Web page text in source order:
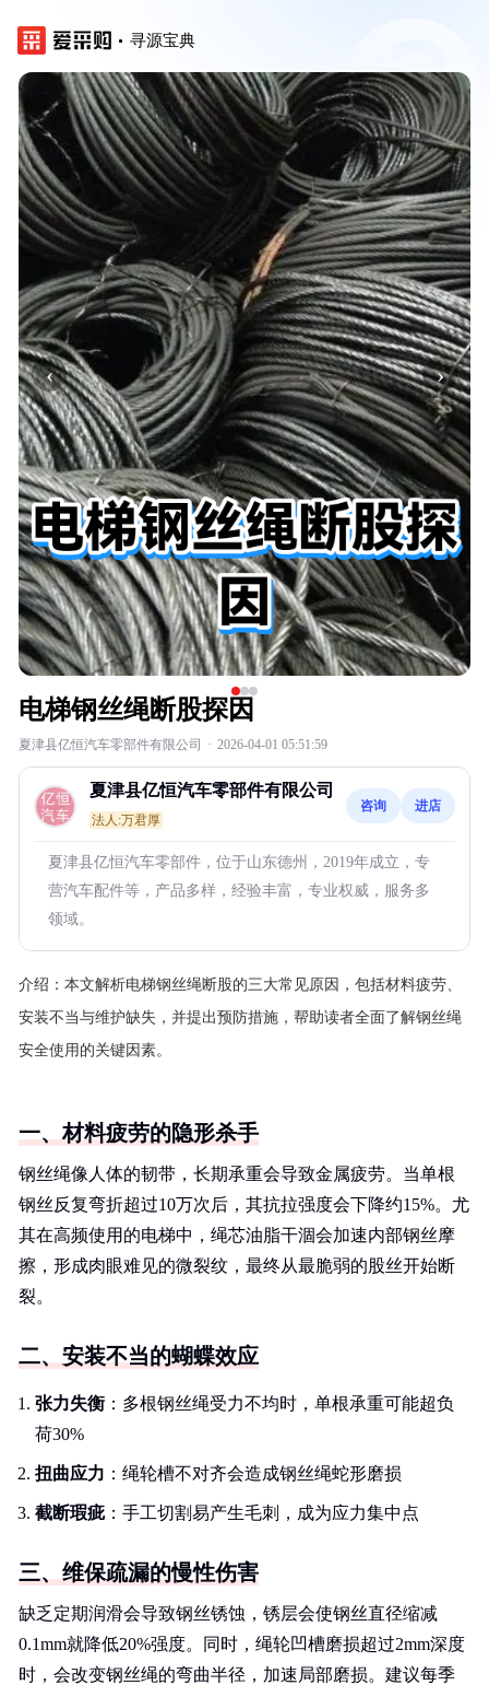
寻源宝典
‹ ›
电梯钢丝绳断股探因
夏津县亿恒汽车零部件有限公司 · 2026-04-01 05:51:59
夏津县亿恒汽车零部件有限公司
法人:万君厚
咨询 进店
夏津县亿恒汽车零部件，位于山东德州，2019年成立，专
营汽车配件等，产品多样，经验丰富，专业权威，服务多
领域。
介绍： 本文解析电梯钢丝绳断股的三大常见原因，包括材料疲劳、
安装不当与维护缺失，并提出预防措施，帮助读者全面了解钢丝绳
安全使用的关键因素。
一、材料疲劳的隐形杀手
钢丝绳像人体的韧带，长期承重会导致金属疲劳。当单根
钢丝反复弯折超过10万次后，其抗拉强度会下降约15%。尤
其在高频使用的电梯中，绳芯油脂干涸会加速内部钢丝摩
擦，形成肉眼难见的微裂纹，最终从最脆弱的股丝开始断
裂。
二、安装不当的蝴蝶效应
张力失衡 ：多根钢丝绳受力不均时，单根承重可能超负
荷30%
扭曲应力 ：绳轮槽不对齐会造成钢丝绳蛇形磨损
截断瑕疵：手工切割易产生毛刺，成为应力集中点
三、维保疏漏的慢性伤害
缺乏定期润滑会导致钢丝锈蚀，锈层会使钢丝直径缩减
0.1mm就降低20%强度。同时，绳轮凹槽磨损超过2mm深度
时，会改变钢丝绳的弯曲半径，加速局部磨损。建议每季